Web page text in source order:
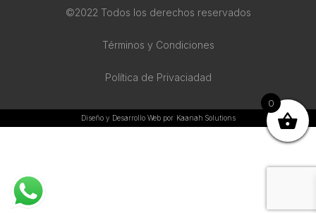
©2022 Todos los derechos reservados
Términos y Condiciones
Política de Privaciadad
Diseño y Desarrollo Web por Kaanah Solutions
0